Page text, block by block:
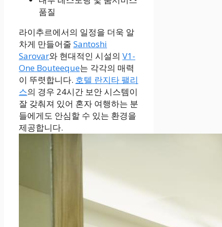
품질
라이추르에서의 일정을 더욱 알
차게 만들어줄 Santoshi
Sarovar와 현대적인 시설의 V1-
One Bouteeque는 각각의 매력
이 뚜렷합니다. 호텔 란지타 팰리
스의 경우 24시간 보안 시스템이
잘 갖춰져 있어 혼자 여행하는 분
들에게도 안심할 수 있는 환경을
제공합니다.